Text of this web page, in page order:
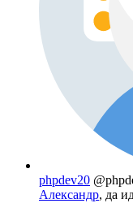
phpdev20
Александр, да